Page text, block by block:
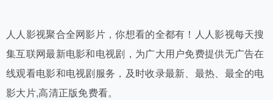
人人影视聚合全网影片，你想看的全都有！人人影视每天搜
集互联网最新电影和电视剧，为广大用户免费提供无广告在
线观看电影和电视剧服务，及时收录最新、最热、最全的电
影大片,高清正版免费看。